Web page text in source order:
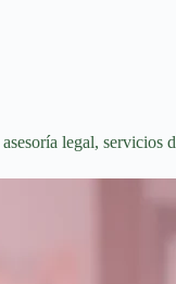
legal, servicios